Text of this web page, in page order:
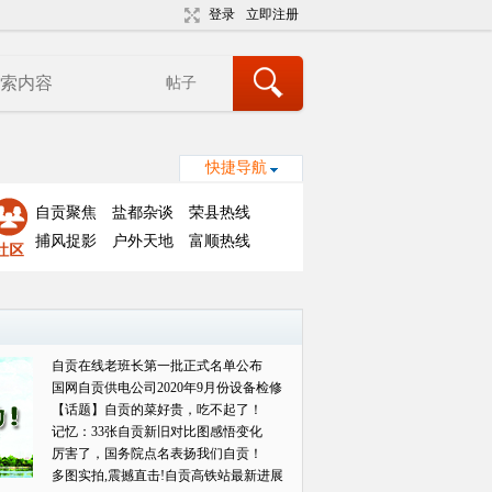
登录 立即注册
帖子
快捷导航
自贡聚焦 盐都杂谈
荣县热线
捕风捉影
户外天地 富顺热线
自贡在线老班长第一批正式名单公布
国网自贡供电公司2020年9月份设备检修
对外
【话题】自贡的菜好贵，吃不起了！
记忆：33张自贡新旧对比图感悟变化
厉害了，国务院点名表扬我们自贡！
多图实拍,震撼直击!自贡高铁站最新进展